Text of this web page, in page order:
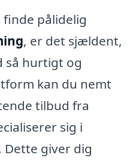
pålidelig
, er det sjældent,
så hurtigt og
kan du nemt
tilbud fra
sig i
Dette giver dig